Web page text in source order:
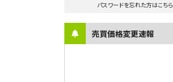
パスワードを忘れた方はこちら
売買価格変更速報